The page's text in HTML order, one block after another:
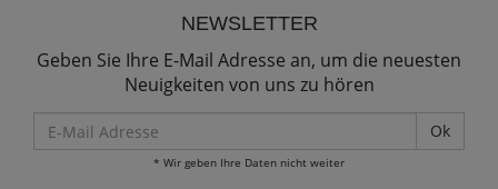
NEWSLETTER
Geben Sie Ihre E-Mail Adresse an, um die neuesten
Neuigkeiten von uns zu hören
Mail
Adresse
* Wir geben Ihre Daten nicht weiter